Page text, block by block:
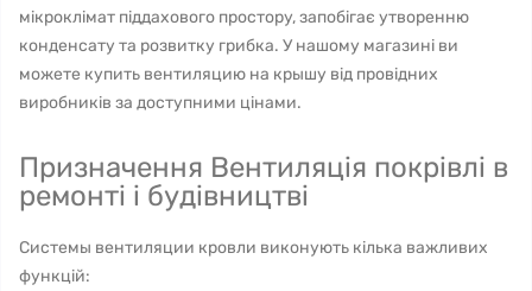
мікроклімат піддахового простору, запобігає утворенню
конденсату та розвитку грибка. У нашому магазині ви
можете купить вентиляцию на крышу від провідних
виробників за доступними цінами.
Призначення Вентиляція покрівлі в
ремонті і будівництві
Системы вентиляции кровли виконують кілька важливих
функцій: